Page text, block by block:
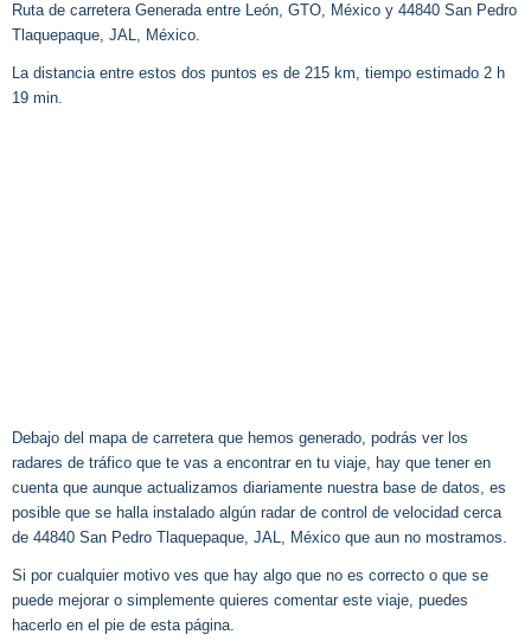
Ruta de carretera Generada entre León, GTO, México y 44840 San Pedro
Tlaquepaque, JAL, México.
La distancia entre estos dos puntos es de 215 km, tiempo estimado 2 h
19 min.
Debajo del mapa de carretera que hemos generado, podrás ver los
radares de tráfico que te vas a encontrar en tu viaje, hay que tener en
cuenta que aunque actualizamos diariamente nuestra base de datos, es
posible que se halla instalado algún radar de control de velocidad cerca
de 44840 San Pedro Tlaquepaque, JAL, México que aun no mostramos.
Si por cualquier motivo ves que hay algo que no es correcto o que se
puede mejorar o simplemente quieres comentar este viaje, puedes
hacerlo en el pie de esta página.